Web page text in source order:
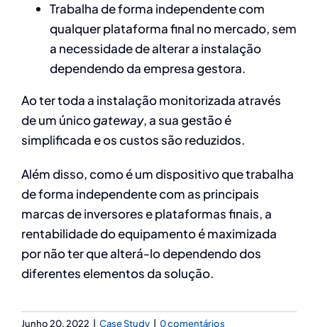
Trabalha de forma independente com
qualquer plataforma final no mercado, sem
a necessidade de alterar a instalação
dependendo da empresa gestora.
Ao ter toda a instalação monitorizada através
de um únicogateway, a sua gestão é
simplificada e os custos são reduzidos.
Além disso, como é um dispositivo que trabalha
de forma independente com as principais
marcas de inversores e plataformas finais, a
rentabilidade do equipamento é maximizada
por não ter que alterá-lo dependendo dos
diferentes elementos da solução.
Junho 20, 2022 Case Study 0 comentários